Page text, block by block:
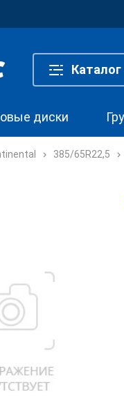
Каталог
диски
385/65R22,5